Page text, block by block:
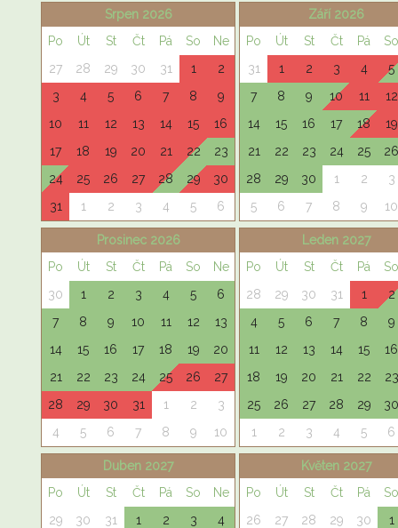
Srpen 2026
Po
Út St Čt Pá So
Ne
27
28 29 30 31 1
2
3
4 5 6 7 8
9
10
11 12 13 14 15
16
17
18 19 20 21 22
23
24
25 26 27 28 29
30
31
1 2 3 4 5 6
Září 2026
Po
Út St Čt Pá
So
31
1 2 3 4
5
7
8 9 10 11
12
14
15 16 17 18
19
21
22 23 24 25
26
28
29 30 1 2
3
5
6 7 8 9 10
Prosinec 2026
Po
Út St Čt Pá So
Ne
30
1 2 3 4 5
6
7
8 9 10 11 12
13
14
15 16 17 18 19
20
21
22 23 24 25 26
27
28
29 30 31 1 2
3
4
5 6 7 8 9 10
Leden 2027
Po
Út St Čt Pá
So
28
29 30 31 1
2
4
5 6 7 8
9
11
12 13 14 15
16
18
19 20 21 22
23
25
26 27 28 29
30
1
2 3 4 5 6
Duben 2027
Po
Út St Čt Pá So
Ne
29
30 31 1 2 3
4
Květen 2027
Po
Út St Čt Pá
So
26
27 28 29 30
1